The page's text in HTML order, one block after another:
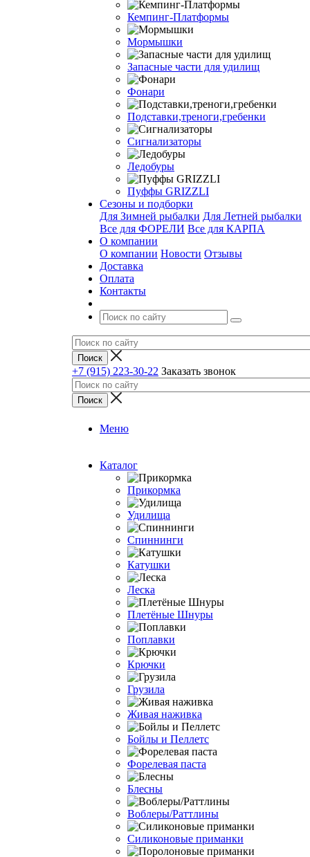
Кемпинг-Платформы
Мормышки
Запасные части для удилищ
Фонари
Подставки,треноги,гребенки
Сигнализаторы
Ледобуры
Пуффы GRIZZLI
Сезоны и подборки
Для Зимней рыбалки Для Летней рыбалки
Все для ФОРЕЛИ Все для КАРПА
О компании
О компании Новости Отзывы
Доставка
Оплата
Контакты
+7 (915) 223-30-22 Заказать звонок
Меню
Каталог
Прикормка
Удилища
Спиннинги
Катушки
Леска
Плетёные Шнуры
Поплавки
Крючки
Грузила
Живая наживка
Бойлы и Пеллетс
Форелевая паста
Блесны
Воблеры/Раттлины
Силиконовые приманки